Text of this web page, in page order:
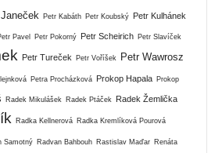
Petr Kabáth Petr Koubský Petr Kulhánek
Pavel Petr Pokorný Petr Scheirich Petr Slavíček
Petr Tureček Petr Voříšek
Petr Wawrosz
Petra Procházková Prokop Hapala Prokop
Radek Mikulášek Radek Ptáček Radek Žemlička
Radka Kellnerová Radka Kremlíková Pourová
Samotný Radvan Bahbouh Rastislav Maďar Renáta